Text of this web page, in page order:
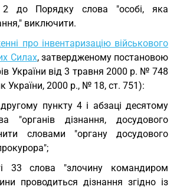
до Порядку слова "особі, яка
виключити.
про інвентаризацію військового
Силах, затвердженому постановою
України від 3 травня 2000 р. № 748
України, 2000 р., № 18, ст. 751):
пункту 4 і абзаці десятому
"органів дізнання, досудового
словами "органу досудового
33 слова "злочину командиром
проводиться дізнання згідно із